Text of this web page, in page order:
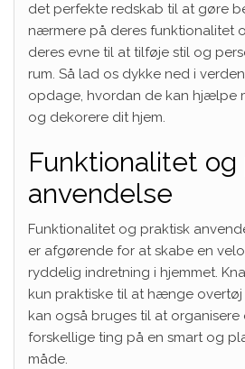
det perfekte redskab til at gøre
nærmere på deres funktionalitet
deres evne til at tilføje stil og
rum. Så lad os dykke ned i
opdage, hvordan de kan hjælpe
og dekorere dit hjem.
Funktionalitet
anvendelse
Funktionalitet og praktisk
er afgørende for at skabe en
ryddelig indretning i hjemmet.
kun praktiske til at hænge
kan også bruges til at
forskellige ting på en smart og
måde.